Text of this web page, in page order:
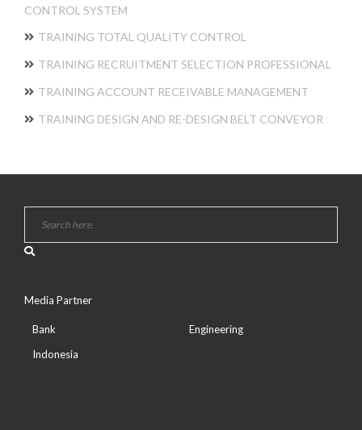
CONTROL SYSTEM
TRAINING TOTAL QUALITY CONTROL
TRAINING RECRUITMENT SELECTION PROFESSIONAL
TRAINING ACCOUNT RECEIVABLE MANAGEMENT
TRAINING DESIGN AND RE-DESIGN BELT CONVEYOR
Media Partner
Bank
Indonesia
Engineering